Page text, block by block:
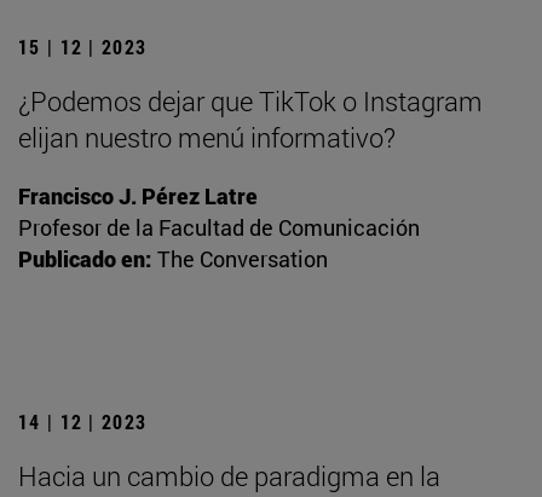
15 | 12 | 2023
¿Podemos dejar que TikTok o Instagram
elijan nuestro menú informativo?
Francisco J. Pérez Latre
Profesor de la Facultad de Comunicación
Publicado en: The Conversation
14 | 12 | 2023
Hacia un cambio de paradigma en la